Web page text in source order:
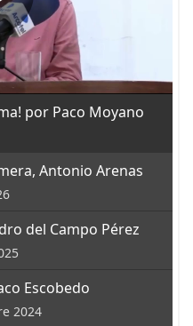
por Paco Moyano
Antonio Arenas
del Campo Pérez
Escobedo
2024